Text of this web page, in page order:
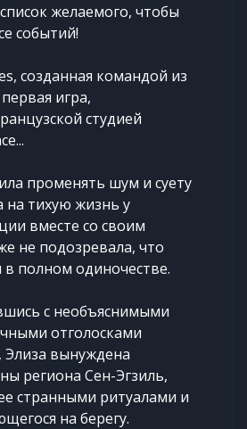
желаемого, чтобы
событий!
созданная командой из
игра,
студией
променять шум и суету
на тихую жизнь у
вместе со своим
не подозревала, что
в полном одиночестве.
с необъяснимыми
отголосками
вынуждена
региона Сен-Эгзиль,
странными ритуалами и
на берегу.